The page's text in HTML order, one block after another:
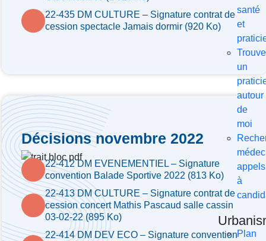
santé
et
un
autour
de
moi
appels
à
Plan
22-435 DM CULTURE – Signature contrat de
cession spectacle Jamais dormir (920 Ko)
Décisions novembre 2022
22-412 DM EVENEMENTIEL – Signature
convention Balade Sportive 2022 (813 Ko)
22-413 DM CULTURE – Signature contrat de
cession concert Mathis Pascaud salle cassin
03-02-22 (895 Ko)
22-414 DM DEV ECO – Signature convention